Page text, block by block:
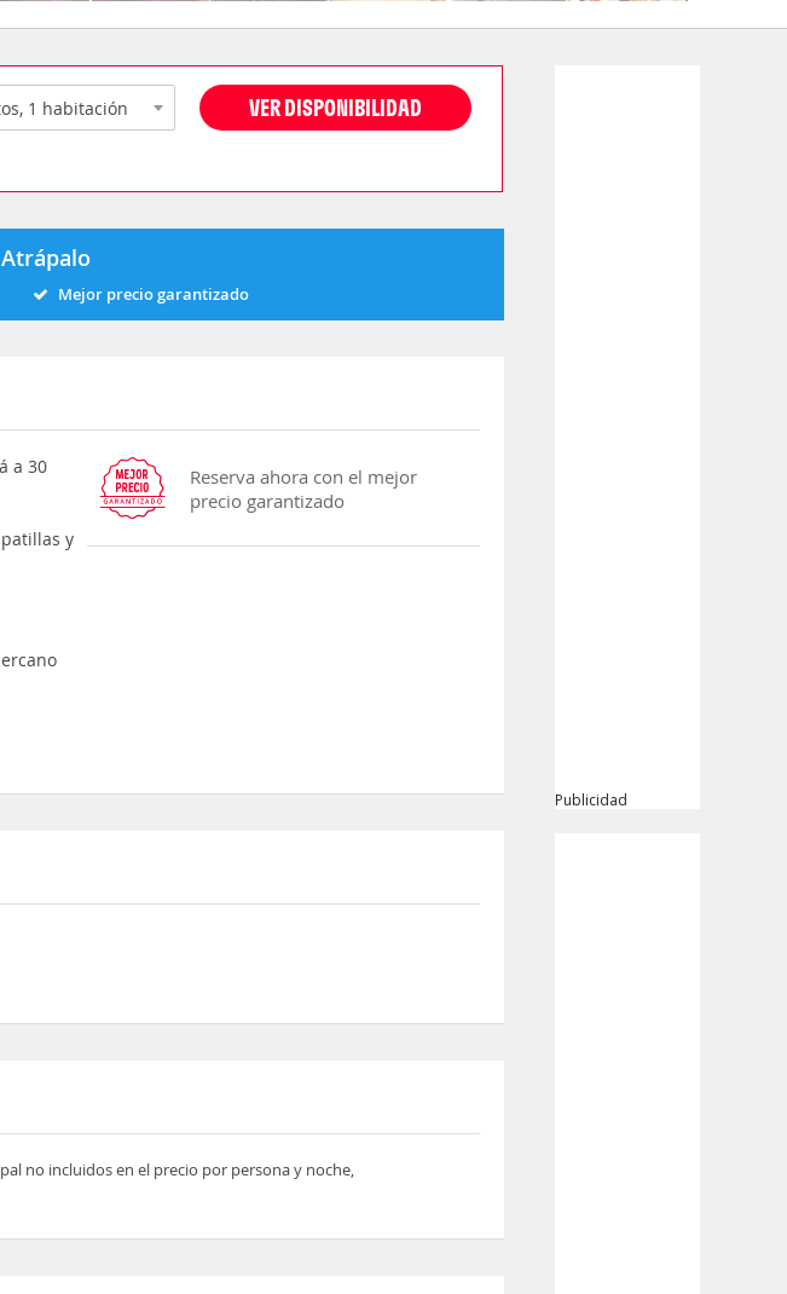
VER DISPONIBILIDAD
Mejor precio garantizado
a 30
y
Reserva ahora con el mejor
precio garantizado
no incluidos en el precio por persona y noche,
Publicidad